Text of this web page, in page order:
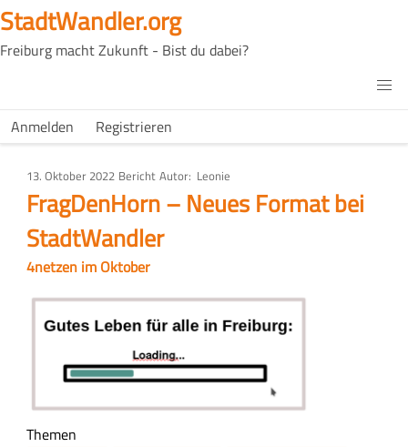
Direkt
zum
Inhalt
StadtWandler.org
Freiburg macht Zukunft - Bist du dabei?
Main
H4C
USER
Anmelden Registrieren
13. Oktober 2022 Art
des
Artikels
Bericht Autor Leonie
FragDenHorn – Neues Format bei
StadtWandler
4netzen im Oktober
Bild
Themen